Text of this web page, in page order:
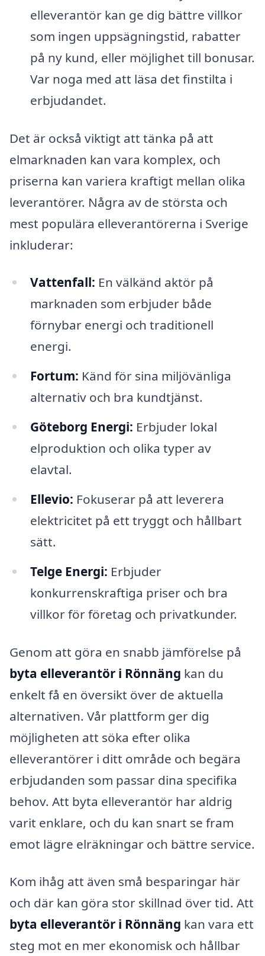
elleverantör kan ge dig bättre villkor
som ingen uppsägningstid, rabatter
på ny kund, eller möjlighet till bonusar.
Var noga med att läsa det finstilta i
erbjudandet.
Det är också viktigt att tänka på att
elmarknaden kan vara komplex, och
priserna kan variera kraftigt mellan olika
leverantörer. Några av de största och
mest populära elleverantörerna i Sverige
inkluderar:
Vattenfall: En välkänd aktör på
marknaden som erbjuder både
förnybar energi och traditionell
energi.
Fortum: Känd för sina miljövänliga
alternativ och bra kundtjänst.
Göteborg Energi: Erbjuder lokal
elproduktion och olika typer av
elavtal.
Ellevio: Fokuserar på att leverera
elektricitet på ett tryggt och hållbart
sätt.
Telge Energi: Erbjuder
konkurrenskraftiga priser och bra
villkor för företag och privatkunder.
Genom att göra en snabb jämförelse på
byta elleverantör i Rönnäng kan du
enkelt få en översikt över de aktuella
alternativen. Vår plattform ger dig
möjligheten att söka efter olika
elleverantörer i ditt område och begära
erbjudanden som passar dina specifika
behov. Att byta elleverantör har aldrig
varit enklare, och du kan snart se fram
emot lägre elräkningar och bättre service.
Kom ihåg att även små besparingar här
och där kan göra stor skillnad över tid. Att
byta elleverantör i Rönnäng kan vara ett
steg mot en mer ekonomisk och hållbar